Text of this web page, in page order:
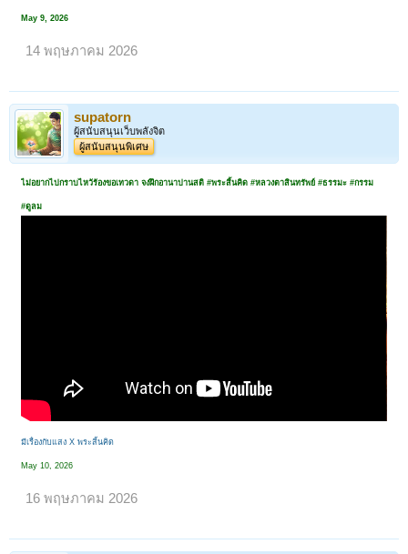
May 9, 2026
14 พฤษภาคม 2026
supatorn
ผู้สนับสนุนเว็บพลังจิต
ผู้สนับสนุนพิเศษ
ไม่อยากไปกราบไหว้ร้องขอเทวดา จงฝึกอานาปานสติ #พระสิ้นคิด #หลวงตาสินทรัพย์ #ธรรมะ #กรรม
#ดูลม
มีเรื่องกับแสง X พระสิ้นคิด
May 10, 2026
16 พฤษภาคม 2026